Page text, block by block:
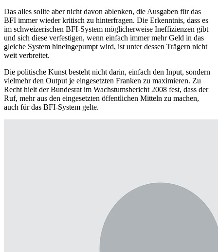
Das alles sollte aber nicht davon ablenken, die Ausgaben für das
BFI immer wieder kritisch zu hinterfragen. Die Erkenntnis, dass es
im schweizerischen BFI-System möglicherweise Ineffizienzen gibt
und sich diese verfestigen, wenn einfach immer mehr Geld in das
gleiche System hineingepumpt wird, ist unter dessen Trägern nicht
weit verbreitet.
Die politische Kunst besteht nicht darin, einfach den Input, sondern
vielmehr den Output je eingesetzten Franken zu maximieren. Zu
Recht hielt der Bundesrat im Wachstumsbericht 2008 fest, dass der
Ruf, mehr aus den eingesetzten öffentlichen Mitteln zu machen,
auch für das BFI-System gelte.